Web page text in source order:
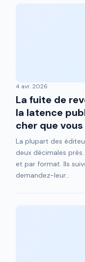
4 avr. 2026
La fuite de
la latence
cher que
La plupart des
deux décimales
et par format. Ils
demandez-leur...